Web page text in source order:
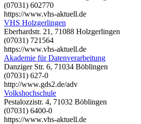
(07031) 602770
https://www.vhs-aktuell.de
VHS Holzgerlingen
Eberhardstr. 21, 71088 Holzgerlingen
(07031) 721564
https://www.vhs-aktuell.de
Akademie für Datenverarbeitung
Danziger Str. 6, 71034 Böblingen
(07031) 627-0
http://www.gds2.de/adv
Volkshochschule
Pestalozzistr. 4, 71032 Böblingen
(07031) 6400-0
https://www.vhs-aktuell.de